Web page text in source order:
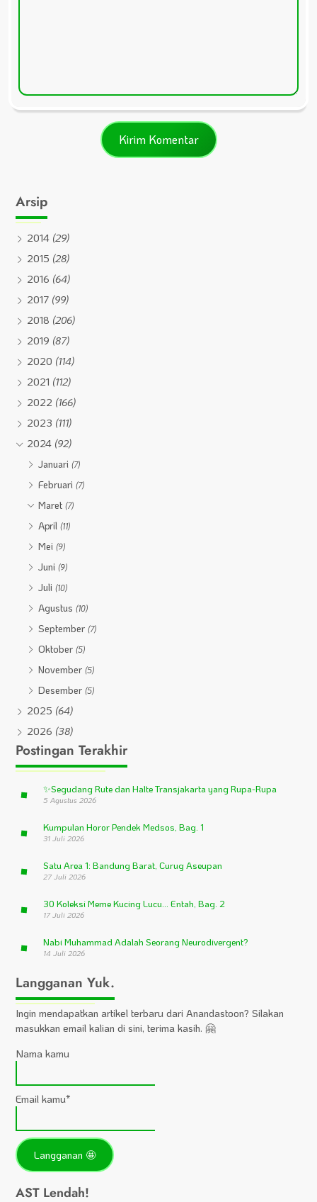
Arsip
2014 (29)
2015 (28)
2016 (64)
2017 (99)
2018 (206)
2019 (87)
2020 (114)
2021 (112)
2022 (166)
2023 (111)
2024 (92)
Januari(7)
Februari(7)
Maret(7)
April(11)
Mei(9)
Juni(9)
Juli(10)
Agustus(10)
September(7)
Oktober(5)
November(5)
Desember(5)
2025 (64)
2026 (38)
Postingan Terakhir
✨Segudang Rute dan Halte Transjakarta yang Rupa-Rupa
5 Agustus 2026
Kumpulan Horor Pendek Medsos, Bag. 1
31 Juli 2026
Satu Area 1: Bandung Barat, Curug Aseupan
27 Juli 2026
30 Koleksi Meme Kucing Lucu… Entah, Bag. 2
17 Juli 2026
Nabi Muhammad Adalah Seorang Neurodivergent?
14 Juli 2026
Langganan Yuk.
Ingin mendapatkan artikel terbaru dari Anandastoon? Silakan
masukkan email kalian di sini, terima kasih. 🤗
Nama kamu
Email kamu*
AST Lendah!